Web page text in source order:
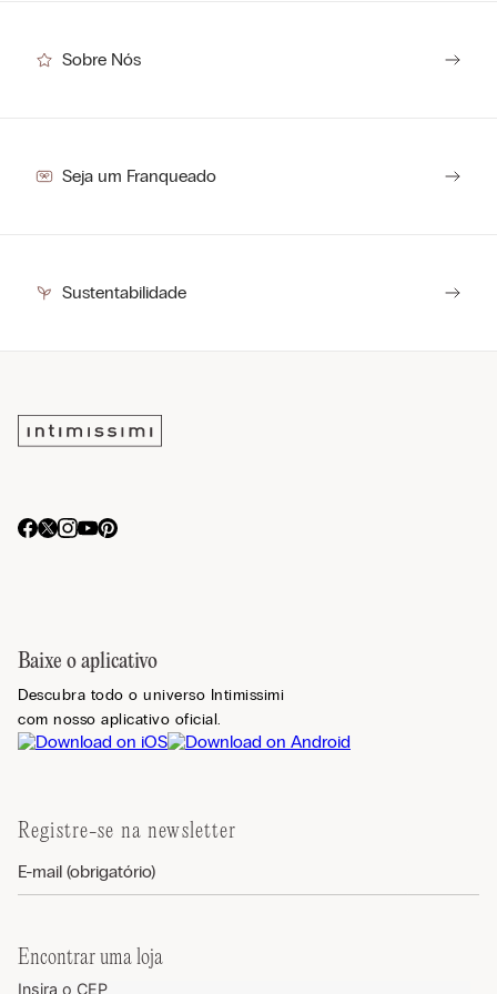
Sobre Nós
Seja um Franqueado
Sustentabilidade
Baixe o aplicativo
Descubra todo o universo Intimissimi
com nosso aplicativo oficial.
Registre-se na newsletter
Encontrar uma loja